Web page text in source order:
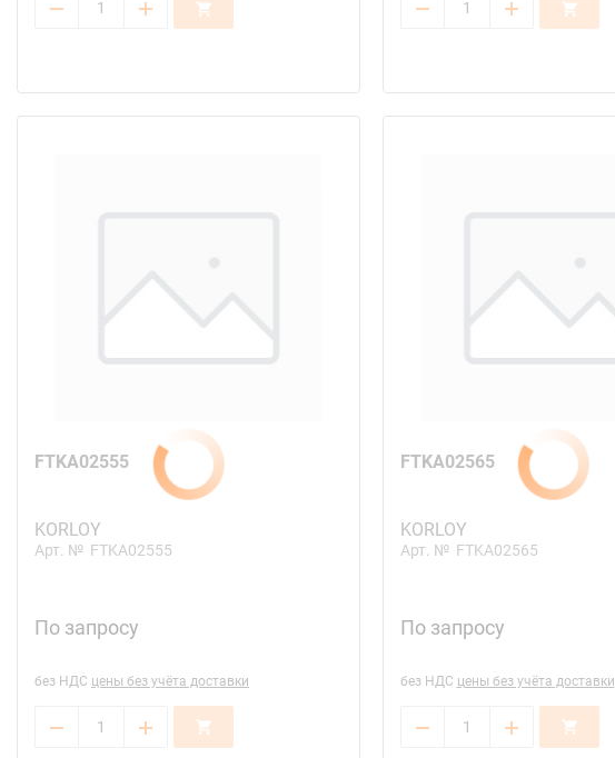
FTKA02555
KORLOY
Арт. № FTKA02555
По запросу
без НДС цены без учёта доставки
FTKA02565
KORLOY
Арт. № FTKA02565
По запросу
без НДС цены без учёта доставки